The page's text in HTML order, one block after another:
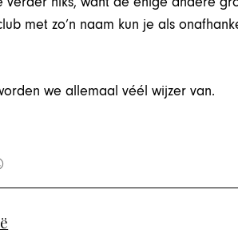
met zo’n naam kun je als
we allemaal véél wijzer van.